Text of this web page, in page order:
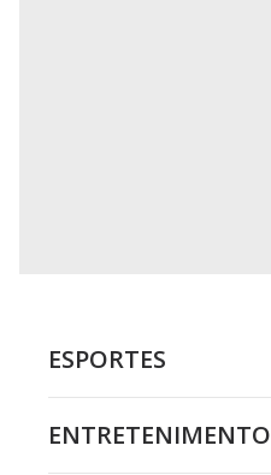
ESPORTES
ENTRETENIMENTO